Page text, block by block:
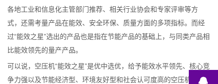
各地工业和信息化主管部门推荐、相关行业协会和专家评审等方
式，还需考量产品在能效、安全环保、质量方面的多项指标。而经
过“能效之星”选出的产品也是指在节能产品的基础上，与同类产品相
比能效领先的量产产品。
可以说，空压机“能效之星”是优中选优，给予能效水平领先、核心竞
争力强以及节能经济型、环境友好型和社会认可度高的空压机产品